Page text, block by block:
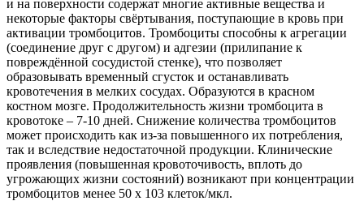
и на поверхности содержат многие активные вещества и
некоторые факторы свёртывания, поступающие в кровь при
активации тромбоцитов. Тромбоциты способны к агрегации
(соединение друг с другом) и адгезии (прилипание к
повреждённой сосудистой стенке), что позволяет
образовывать временный сгусток и останавливать
кровотечения в мелких сосудах. Образуются в красном
костном мозге. Продолжительность жизни тромбоцита в
кровотоке – 7-10 дней. Снижение количества тромбоцитов
может происходить как из-за повышенного их потребления,
так и вследствие недостаточной продукции. Клинические
проявления (повышенная кровоточивость, вплоть до
угрожающих жизни состояний) возникают при концентрации
тромбоцитов менее 50 х 103 клеток/мкл.